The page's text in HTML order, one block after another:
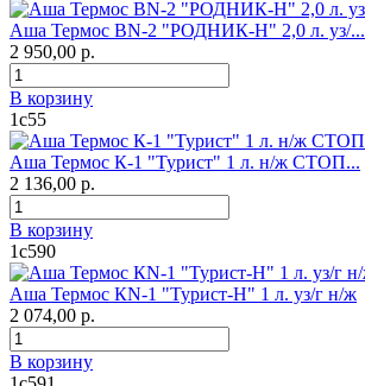
Аша Термос ВN-2 "РОДНИК-Н" 2,0 л. уз/...
2 950,00 р.
В корзину
1с55
Аша Термос К-1 "Турист" 1 л. н/ж СТОП...
2 136,00 р.
В корзину
1с590
Аша Термос КN-1 "Турист-Н" 1 л. уз/г н/ж
2 074,00 р.
В корзину